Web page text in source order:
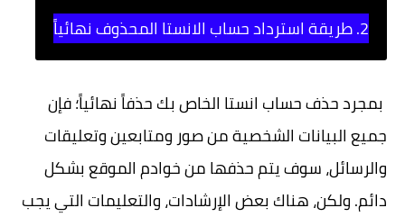
2. طريقة استرداد حساب الانستا المحذوف نهائياً
بمجرد حذف حساب انستا الخاص بك حذفاً نهائياً؛ فإن
جميع البيانات الشخصية من صور ومتابعين وتعليقات
والرسائل، سوف يتم حذفها من خوادم الموقع بشكل
دائم. ولكن، هناك بعض الإرشادات، والتعليمات التي يجب